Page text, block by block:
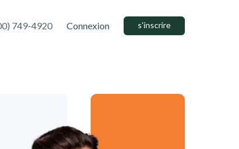
749-4920 Connexion s'inscrire